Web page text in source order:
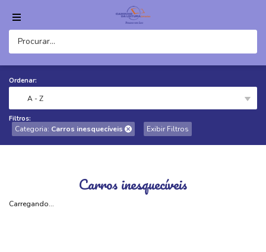
Ordenar:
A - Z
Filtros:
Categoria: Carros inesquecíveis Exibir Filtros
Carros inesquecíveis
Carregando...